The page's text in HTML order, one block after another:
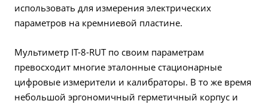
использовать для измерения электрических
параметров на кремниевой пластине.
Мультиметр IT-8-RUT по своим параметрам
превосходит многие эталонные стационарные
цифровые измерители и калибраторы. В то же время
небольшой эргономичный герметичный корпус и